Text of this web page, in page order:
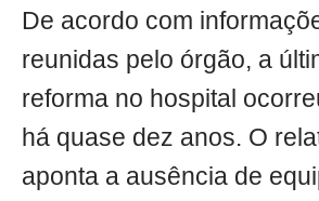
De acordo com
reunidas pelo órgão, a
reforma no hospital
há quase dez anos. O
aponta a ausência de